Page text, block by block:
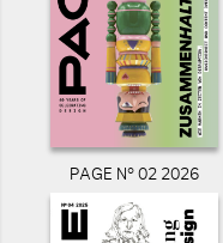
PAGE N° 02 2026